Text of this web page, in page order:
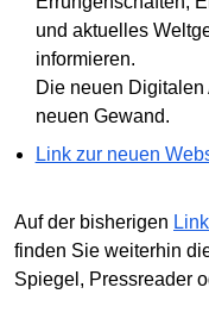
und aktuelles
informieren.
Die neuen
neuen Gewand.
Link zur neuen
Auf der bisherigen
finden Sie weiterhin
Spiegel, Pressreader